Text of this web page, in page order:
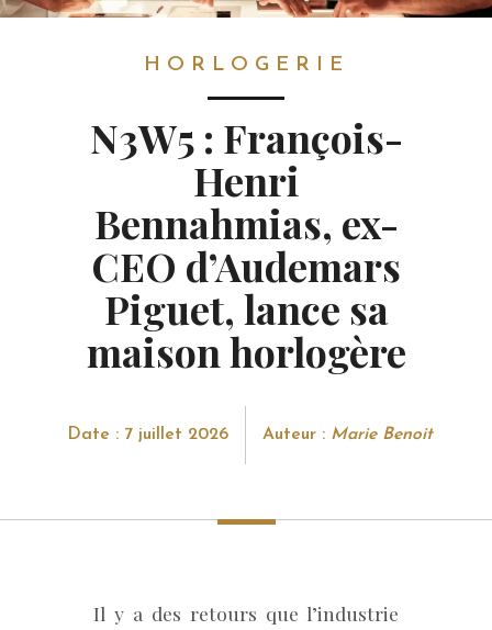
HORLOGERIE
N3W5 : François-
Henri
Bennahmias, ex-
CEO d’Audemars
Piguet, lance sa
maison horlogère
Date : 7 juillet 2026 Auteur : Marie Benoit
Il y a des retours que l’industrie